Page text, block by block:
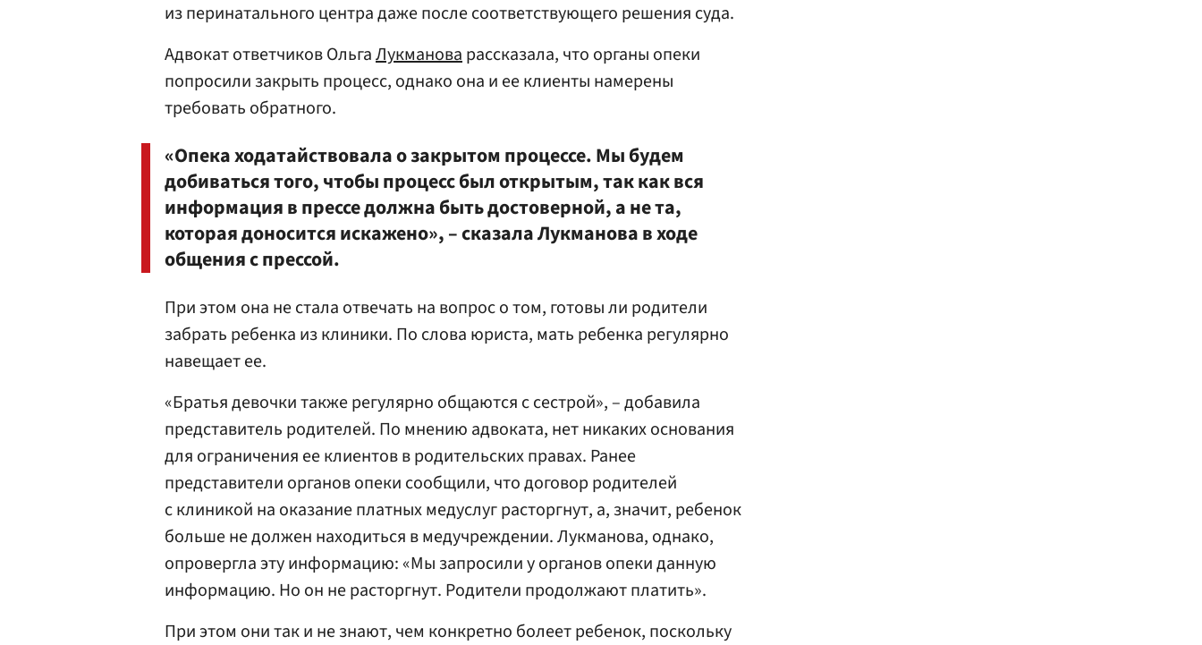
из перинатального центра даже после соответствующего решения суда.
Адвокат ответчиков ОльгаЛукмановарассказала, что органы опеки
попросили закрыть процесс, однако она и ее клиенты намерены
требовать обратного.
«Опека ходатайствовала о закрытом процессе. Мы будем
добиваться того, чтобы процесс был открытым, так как вся
информация в прессе должна быть достоверной, а не та,
которая доносится искажено», – сказала Лукманова в ходе
общения с прессой.
При этом она не стала отвечать на вопрос о том, готовы ли родители
забрать ребенка из клиники. По слова юриста, мать ребенка регулярно
навещает ее.
«Братья девочки также регулярно общаются с сестрой», – добавила
представитель родителей. По мнению адвоката, нет никаких основания
для ограничения ее клиентов в родительских правах. Ранее
представители органов опеки сообщили, что договор родителей
с клиникой на оказание платных медуслуг расторгнут, а, значит, ребенок
больше не должен находиться в медучреждении. Лукманова, однако,
опровергла эту информацию: «Мы запросили у органов опеки данную
информацию. Но он не расторгнут. Родители продолжают платить».
При этом они так и не знают, чем конкретно болеет ребенок, поскольку